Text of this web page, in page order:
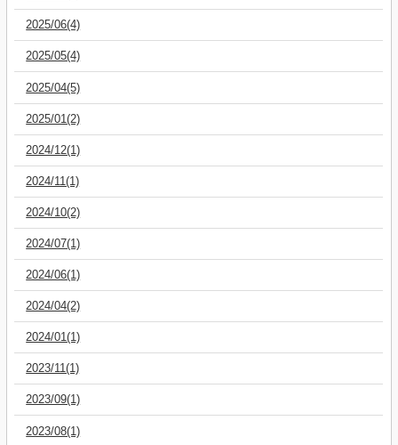
2025/06(4)
2025/05(4)
2025/04(5)
2025/01(2)
2024/12(1)
2024/11(1)
2024/10(2)
2024/07(1)
2024/06(1)
2024/04(2)
2024/01(1)
2023/11(1)
2023/09(1)
2023/08(1)